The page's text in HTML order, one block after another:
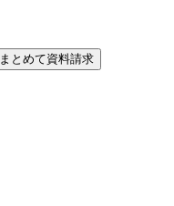
まとめて資料請求